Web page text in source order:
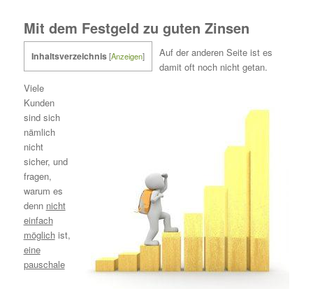
Mit dem Festgeld zu guten Zinsen
Inhaltsverzeichnis [Anzeigen]
Auf der anderen Seite ist es
damit oft noch nicht getan.
Viele
Kunden
sind sich
nämlich
nicht
sicher, und
fragen,
warum es
denn nicht
einfach
möglichist,
eine
pauschale